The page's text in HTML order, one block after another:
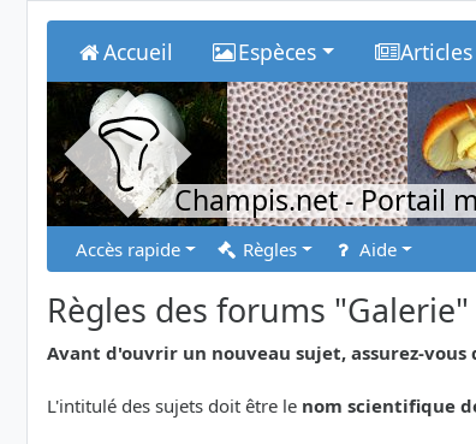
Accueil Espèces Articles
Champis.net- Portail
Accès rapide Règles Aide
Règles des forums "Galerie"
Avant d'ouvrir un nouveau sujet, assurez-
L'intitulé des sujets doit être le nom scientifique